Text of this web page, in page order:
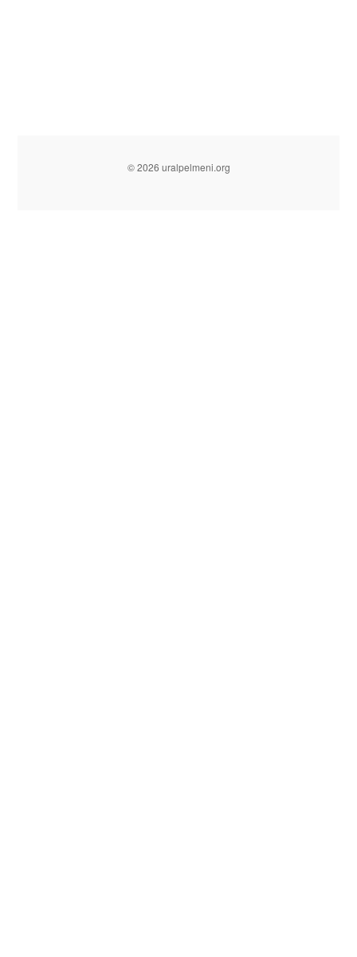
© 2026 uralpelmeni.org